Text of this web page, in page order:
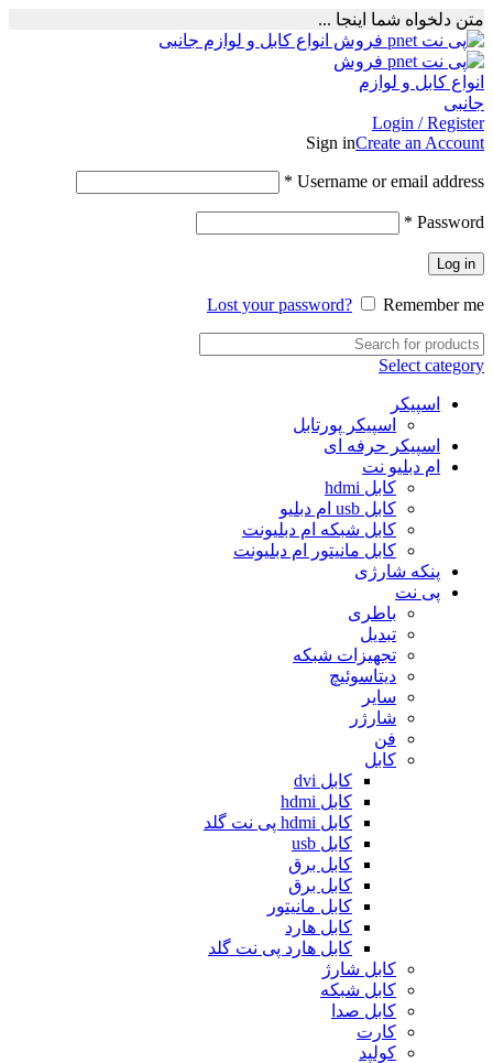
متن دلخواه شما اینجا ...
Login / Register
Sign inCreate an Account
Username or email address
*
Password
*
Log in
Lost your password? Remember me
Select category
اسپیکر
اسپیکر پورتابل
اسپیکر حرفه ای
ام دبلیو نت
کابل hdmi
کابل usb ام دبلیو
کابل شبکه ام دبلیونت
کابل مانیتور ام دبلیونت
پنکه شارژی
پی نت
باطری
تبدیل
تجهیزات شبکه
دیتاسوئیچ
سایر
شارژر
فن
کابل
کابل dvi
کابل hdmi
کابل hdmi پی نت گلد
کابل usb
کابل برق
کابل برق
کابل مانیتور
کابل هارد
کابل هارد پی نت گلد
کابل شارژ
کابل شبکه
کابل صدا
کارت
کولپد